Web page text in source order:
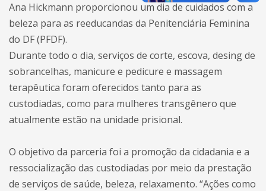
Ana Hickmann proporcionou um dia de cuidados com a
beleza para as reeducandas da Penitenciária Feminina
do DF (PFDF).
Durante todo o dia, serviços de corte, escova, desing de
sobrancelhas, manicure e pedicure e massagem
terapêutica foram oferecidos tanto para as
custodiadas, como para mulheres transgênero que
atualmente estão na unidade prisional.
O objetivo da parceria foi a promoção da cidadania e a
ressocialização das custodiadas por meio da prestação
de serviços de saúde, beleza, relaxamento. “Ações como